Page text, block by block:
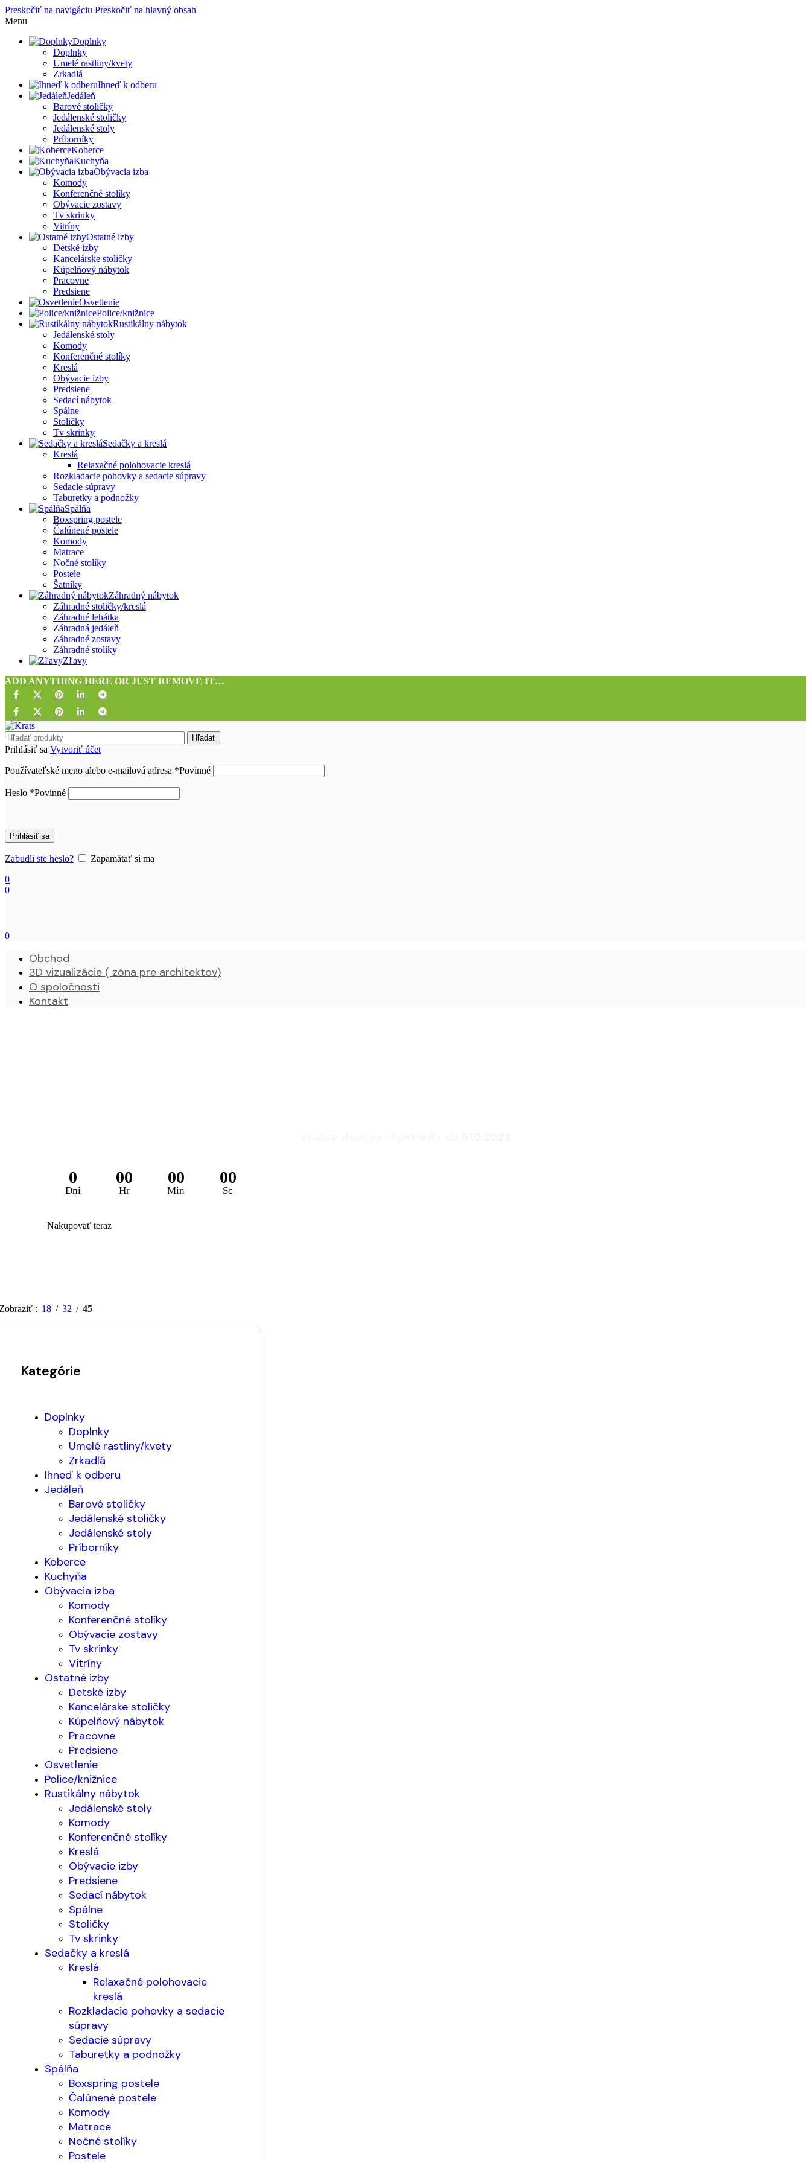
Preskočiť na navigáciu Preskočiť na hlavný obsah
Menu
Doplnky
Doplnky
Umelé rastliny/kvety
Zrkadlá
Ihneď k odberu
Jedáleň
Barové stoličky
Jedálenské stoličky
Jedálenské stoly
Príborníky
Koberce
Kuchyňa
Obývacia izba
Komody
Konferenčné stolíky
Obývacie zostavy
Tv skrinky
Vitríny
Ostatné izby
Detské izby
Kancelárske stoličky
Kúpelňový nábytok
Pracovne
Predsiene
Osvetlenie
Police/knižnice
Rustikálny nábytok
Jedálenské stoly
Komody
Konferenčné stolíky
Kreslá
Obývacie izby
Predsiene
Sedací nábytok
Spálne
Stoličky
Tv skrinky
Sedačky a kreslá
Kreslá
Relaxačné polohovacie kreslá
Rozkladacie pohovky a sedacie súpravy
Sedacie súpravy
Taburetky a podnožky
Spálňa
Boxspring postele
Čalúnené postele
Komody
Matrace
Nočné stolíky
Postele
Šatníky
Záhradný nábytok
Záhradné stoličky/kreslá
Záhradné lehátka
Záhradná jedáleň
Záhradné zostavy
Záhradné stolíky
Zľavy
ADD ANYTHING HERE OR JUST REMOVE IT…
Hľadať
Prihlásiť sa Vytvoriť účet
Používateľské meno alebo e-mailová adresa *Povinné
Heslo *Povinné
Prihlásiť sa
Zabudli ste heslo?
Zapamätať si ma
0
0
0
Obchod
3D vizualizácie ( zóna pre architektov)
O spoločnosti
Kontakt
0
Dni
00
Hr
00
Min
00
Sc
Nakupovať teraz
18 32 45
Kategórie
Doplnky
Doplnky
Umelé rastliny/kvety
Zrkadlá
Ihneď k odberu
Jedáleň
Barové stoličky
Jedálenské stoličky
Jedálenské stoly
Príborníky
Koberce
Kuchyňa
Obývacia izba
Komody
Konferenčné stolíky
Obývacie zostavy
Tv skrinky
Vitríny
Ostatné izby
Detské izby
Kancelárske stoličky
Kúpelňový nábytok
Pracovne
Predsiene
Osvetlenie
Police/knižnice
Rustikálny nábytok
Jedálenské stoly
Komody
Konferenčné stolíky
Kreslá
Obývacie izby
Predsiene
Sedací nábytok
Spálne
Stoličky
Tv skrinky
Sedačky a kreslá
Kreslá
Relaxačné polohovacie
kreslá
Rozkladacie pohovky a sedacie
súpravy
Sedacie súpravy
Taburetky a podnožky
Spálňa
Boxspring postele
Čalúnené postele
Komody
Matrace
Nočné stolíky
Postele